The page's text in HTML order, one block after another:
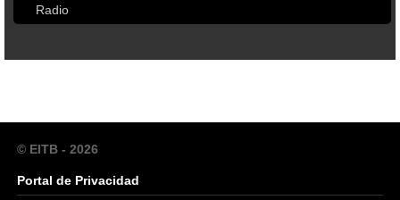
Radio
© EITB - 2026
Portal de Privacidad